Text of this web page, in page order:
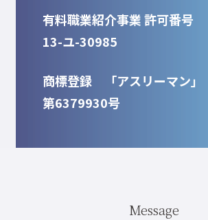
有料職業紹介事業 許可番号
13-ユ-30985
商標登録 「アスリーマン」
第6379930号
Message